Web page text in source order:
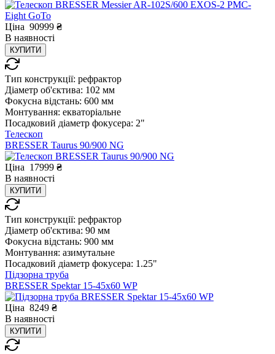
Ціна 90999 ₴
В наявності
КУПИТИ
Тип конструкції: рефрактор
Діаметр об'єктива: 102 мм
Фокусна відстань: 600 мм
Монтування: екваторіальне
Посадковий діаметр фокусера: 2"
Телескоп
BRESSER Taurus 90/900 NG
Ціна 17999 ₴
В наявності
КУПИТИ
Тип конструкції: рефрактор
Діаметр об'єктива: 90 мм
Фокусна відстань: 900 мм
Монтування: азимутальне
Посадковий діаметр фокусера: 1.25"
Підзорна труба
BRESSER Spektar 15-45x60 WP
Ціна 8249 ₴
В наявності
КУПИТИ